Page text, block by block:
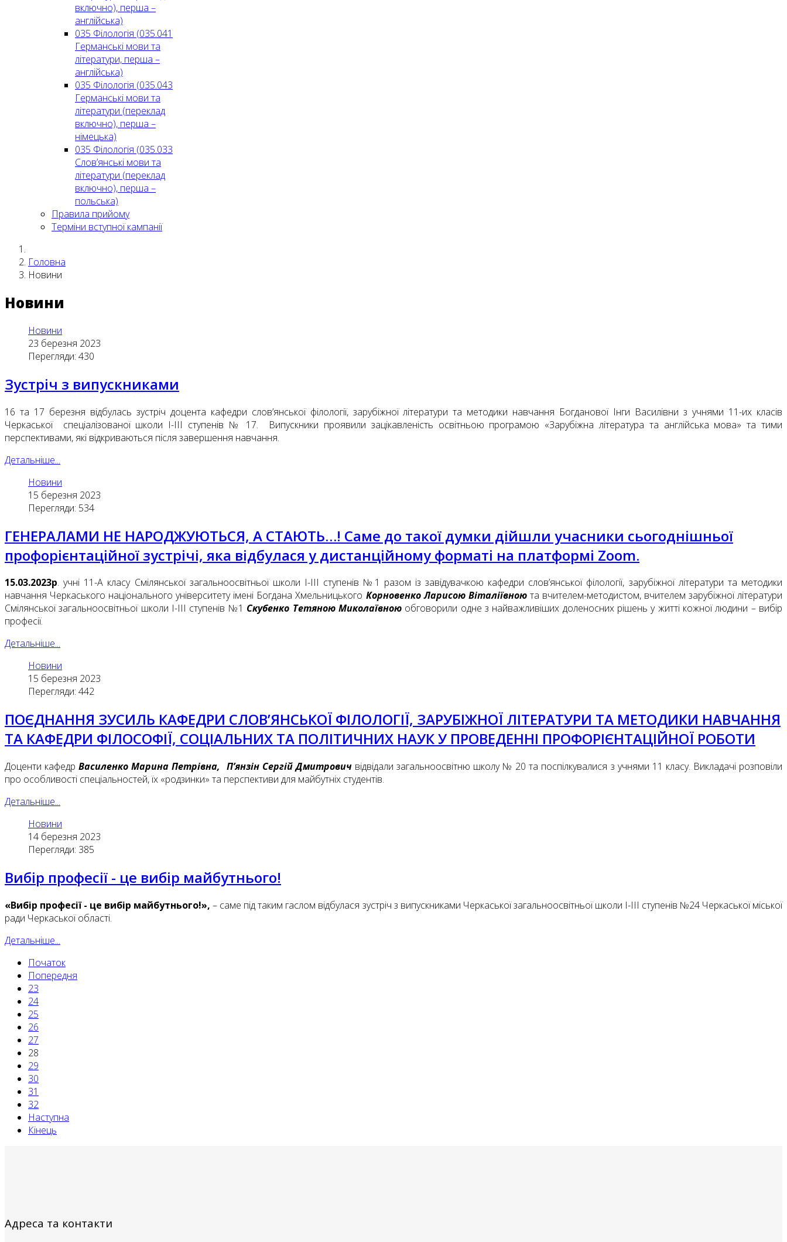
включно), перша –
англійська)
035 Філологія (035.041
Германські мови та
літератури, перша –
англійська)
035 Філологія (035.043
Германські мови та
літератури (переклад
включно), перша –
німецька)
035 Філологія (035.033
Слов’янські мови та
літератури (переклад
включно), перша –
польська)
Правила прийому
Терміни вступної кампанії
Головна
Новини
Новини
Новини
23 березня 2023
Перегляди: 430
Зустріч з випускниками
16 та 17 березня відбулась зустріч доцента кафедри слов’янської філології, зарубіжної літератури та методики навчання Богданової Інги Василівни з учнями 11-их класів
Черкаської спеціалізованої школи І-ІІІ ступенів № 17. Випускники проявили зацікавленість освітньою програмою «Зарубіжна література та англійська мова» та тими
перспективами, які відкриваються після завершення навчання.
Детальніше...
Новини
15 березня 2023
Перегляди: 534
ГЕНЕРАЛАМИ НЕ НАРОДЖУЮТЬСЯ, А СТАЮТЬ…! Саме до такої думки дійшли учасники сьогоднішньої
профорієнтаційної зустрічі, яка відбулася у дистанційному форматі на платформі Zoom.
15.03.2023р. учні 11-А класу Смілянської загальноосвітньої школи І-ІІІ ступенів №1 разом із завідувачкою кафедри слов’янської філології, зарубіжної літератури та методики
навчання Черкаського національного університету імені Богдана Хмельницького Корновенко Ларисою Віталіївноюта вчителем-методистом, вчителем зарубіжної літератури
Смілянської загальноосвітньої школи І-ІІІ ступенів №1 Скубенко Тетяною Миколаївною обговорили одне з найважливіших доленосних рішень у житті кожної людини – вибір
професії.
Детальніше...
Новини
15 березня 2023
Перегляди: 442
ПОЄДНАННЯ ЗУСИЛЬ КАФЕДРИ СЛОВ’ЯНСЬКОЇ ФІЛОЛОГІЇ, ЗАРУБІЖНОЇ ЛІТЕРАТУРИ ТА МЕТОДИКИ НАВЧАННЯ
ТА КАФЕДРИ ФІЛОСОФІЇ, СОЦІАЛЬНИХ ТА ПОЛІТИЧНИХ НАУК У ПРОВЕДЕННІ ПРОФОРІЄНТАЦІЙНОЇ РОБОТИ
Доценти кафедрВасиленко Марина Петрівна, П’янзін Сергій Дмитровичвідвідали загальноосвітню школу № 20 та поспілкувалися з учнями 11 класу. Викладачі розповіли
про особливості спеціальностей, їх «родзинки» та перспективи для майбутніх студентів.
Детальніше...
Новини
14 березня 2023
Перегляди: 385
Вибір професії - це вибір майбутнього!
«Вибір професії - це вибір майбутнього!», – саме під таким гаслом відбулася зустріч з випускниками Черкаської загальноосвітньої школи І-ІІІ ступенів №24 Черкаської міської
ради Черкаської області.
Детальніше...
Початок
Попередня
23
24
25
26
27
28
29
30
31
32
Наступна
Кінець
Адреса та контакти